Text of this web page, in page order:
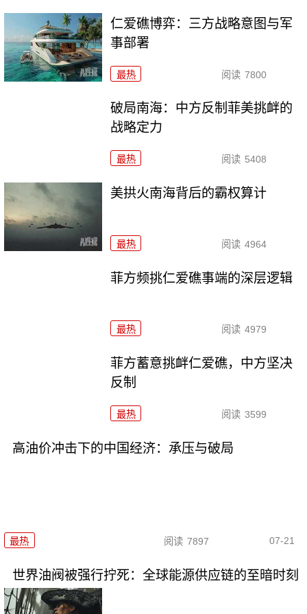
仁爱礁博弈：三方战略意图与军
事部署
最热 阅读 7800
破局南海：中方反制菲美挑衅的
战略定力
最热 阅读 5408
美拱火南海背后的霸权算计
最热 阅读 4964
菲方频挑仁爱礁事端的深层逻辑
最热 阅读 4979
菲方蓄意挑衅仁爱礁，中方坚决
反制
最热 阅读 3599
高油价冲击下的中国经济：承压与破局
最热 阅读 7897 07-21
世界油阀被强行拧死：全球能源供应链的至暗时刻